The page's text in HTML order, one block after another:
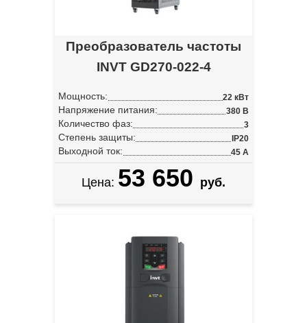
Преобразователь частоты
INVT GD270-022-4
Мощность: 22 кВт
Напряжение питания: 380 В
Количество фаз: 3
Степень защиты: IP20
Выходной ток: 45 А
Цена: 53 650 руб.